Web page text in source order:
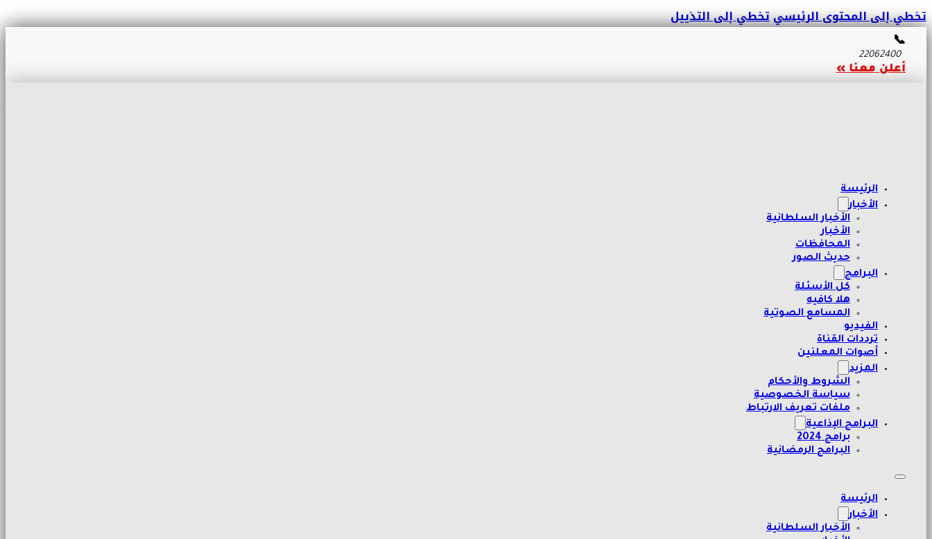
تخطي إلى المحتوى الرئيسيتخطي إلى التذييل
📞
22062400
أعلن معنا »
الرئيسة
الأخبار
الأخبار السلطانية
الأخبار
المحافظات
حديث الصور
البرامج
كل الأسئلة
هلا كافيه
المسامع الصوتية
الفيديو
ترددات القناة
أصوات المعلنين
المزيد
الشروط والأحكام
سياسة الخصوصية
ملفات تعريف الارتباط
البرامج الإذاعية
برامج 2024
البرامج الرمضانية
الرئيسة
الأخبار
الأخبار السلطانية